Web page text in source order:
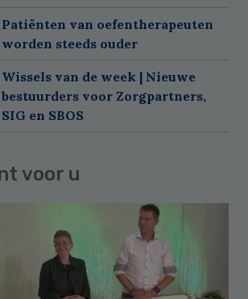
Patiënten van oefentherapeuten
worden steeds ouder
Wissels van de week | Nieuwe
bestuurders voor Zorgpartners,
SIG en SBOS
voor u